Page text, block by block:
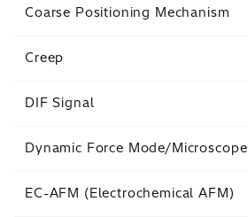
Coarse Positioning Mechanism
Creep
DIF Signal
Dynamic Force Mode/Microscope
EC-AFM (Electrochemical AFM)